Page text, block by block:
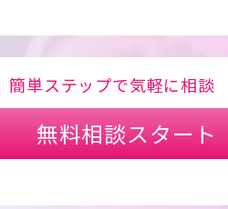
簡単ステップで気軽に相談
無料相談スタート